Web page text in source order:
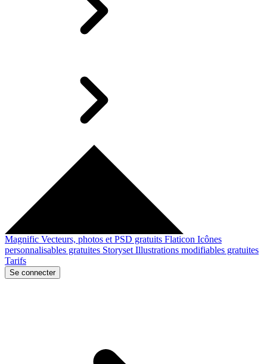
Magnific Vecteurs, photos et PSD gratuits Flaticon Icônes
personnalisables gratuites Storyset Illustrations modifiables gratuites
Tarifs
Se connecter